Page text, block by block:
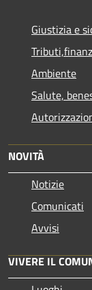
Giustizia e
Ambiente
Salute,
NOVITÀ
Notizie
Comunicati
Avvisi
VIVERE IL